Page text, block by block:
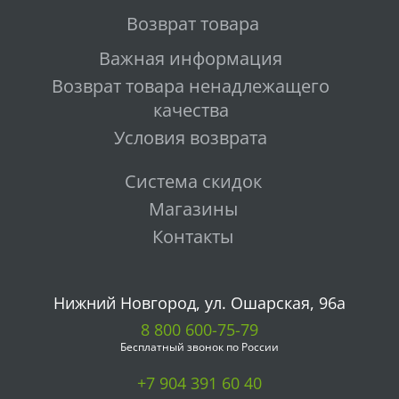
Возврат товара
Важная информация
Возврат товара ненадлежащего
качества
Условия возврата
Система скидок
Магазины
Контакты
Нижний Новгород, ул. Ошарская, 96а
8 800 600-75-79
Бесплатный звонок по России
+7 904 391 60 40